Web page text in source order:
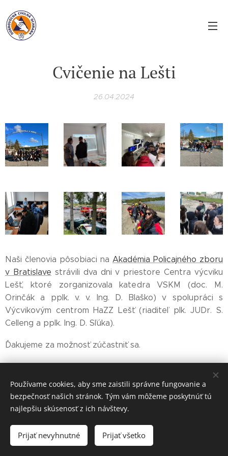
Cvičenie na Lešti
26.04.2024
Naši členovia pôsobiaci na Akadémia Policajného zboru
v Bratislave strávili dva dni v priestore Centra výcviku
Lešť, ktoré zorganizovala katedra VSKM (doc. M.
Orinčák a pplk. v. v. Ing. D. Blaško) v spolupráci s
Výcvikovým centrom HaZZ Lešť (riaditeľ plk. JUDr. S.
Celleng a pplk. Ing. D. Sľúka).
Ďakujeme za možnosť zúčastniť sa.
Share
Cookies
Používame cookies, aby sme zaistili správne fungovanie a
bezpečnosť našich stránok. Tým vám môžeme poskytnúť tú
najlepšiu skúsenosť z ich návštevy.
Prijať nevyhnutné Prijať všetko